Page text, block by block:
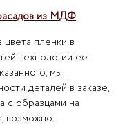
из МДФ
пленки в
технологии ее
мы
деталей в заказе,
с образцами на
возможно.